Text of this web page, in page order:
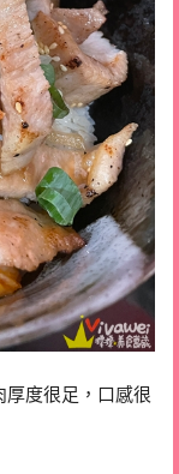
度很足，口感很